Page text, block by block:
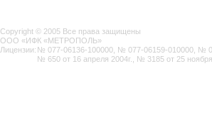
Copyright © 2005 Все права защищены
ООО «ИФК «МЕТРОПОЛЬ»
Лицензии: № 077-06136-100000, № 077-06159-010000, №
№ 650 от 16 апреля 2004г., № 3185 от 25